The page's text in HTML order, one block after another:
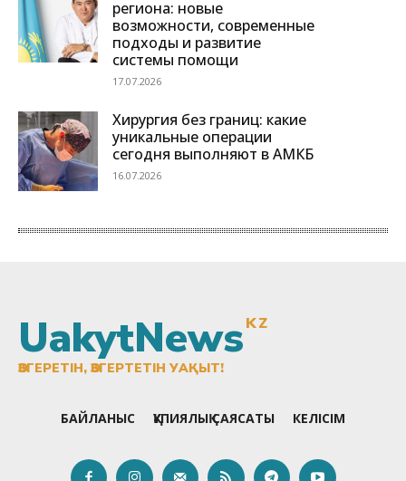
UakytNewsKZ
ӨЗГЕРЕТІН, ӨЗГЕРТЕТІН УАҚЫТ!
БАЙЛАНЫС ҚҰПИЯЛЫҚ САЯСАТЫ КЕЛІСІМ